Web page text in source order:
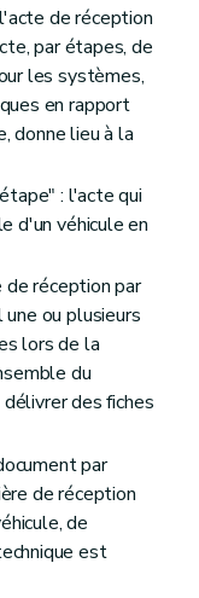
de réception
par étapes, de
les systèmes,
en rapport
donne lieu à la
: l'acte qui
d'un véhicule en
réception par
ou plusieurs
lors de la
du
des fiches
par
de réception
de
est